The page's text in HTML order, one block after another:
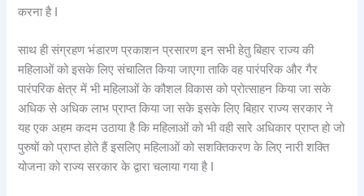
करना है I
साथ ही संग्रहण भंडारण प्रकाशन प्रसारण इन सभी हेतु बिहार राज्य की
महिलाओं को इसके लिए संचालित किया जाएगा ताकि वह पारंपरिक और गैर
पारंपरिक क्षेत्र में भी महिलाओं के कौशल विकास को प्रोत्साहन किया जा सके
अधिक से अधिक लाभ प्राप्त किया जा सके इसके लिए बिहार राज्य सरकार ने
यह एक अहम कदम उठाया है कि महिलाओं को भी वही सारे अधिकार प्राप्त हो जो
पुरुषों को प्राप्त होते हैं इसलिए महिलाओं को सशक्तिकरण के लिए नारी शक्ति
योजना को राज्य सरकार के द्वारा चलाया गया है I